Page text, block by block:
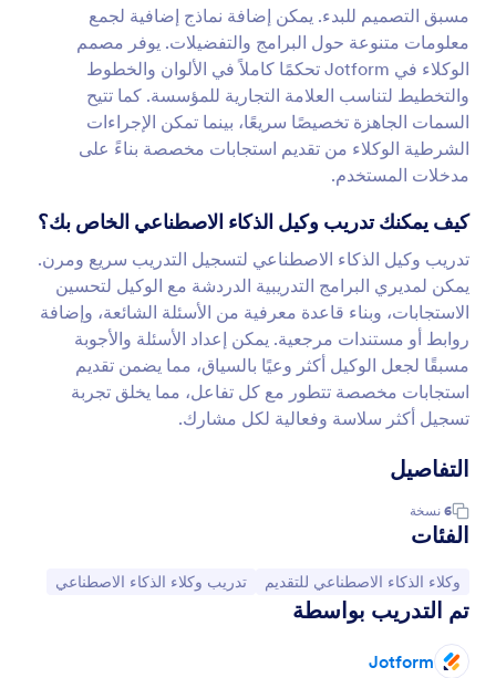
مسبق التصميم للبدء. يمكن إضافة نماذج إضافية لجمع
معلومات متنوعة حول البرامج والتفضيلات. يوفر مصمم
الوكلاء في Jotform تحكمًا كاملاً في الألوان والخطوط
والتخطيط لتناسب العلامة التجارية للمؤسسة. كما تتيح
السمات الجاهزة تخصيصًا سريعًا، بينما تمكن الإجراءات
الشرطية الوكلاء من تقديم استجابات مخصصة بناءً على
مدخلات المستخدم.
كيف يمكنك تدريب وكيل الذكاء الاصطناعي الخاص بك؟
تدريب وكيل الذكاء الاصطناعي لتسجيل التدريب سريع ومرن.
يمكن لمديري البرامج التدريبية الدردشة مع الوكيل لتحسين
الاستجابات، وبناء قاعدة معرفية من الأسئلة الشائعة، وإضافة
روابط أو مستندات مرجعية. يمكن إعداد الأسئلة والأجوبة
مسبقًا لجعل الوكيل أكثر وعيًا بالسياق، مما يضمن تقديم
استجابات مخصصة تتطور مع كل تفاعل، مما يخلق تجربة
تسجيل أكثر سلاسة وفعالية لكل مشارك.
التفاصيل
6 نسخة
الفئات
انتقل إلى الفئة:
وكلاء الذكاء الاصطناعي للتقديم انتقل إلى الفئة:
تدريب وكلاء الذكاء الاصطناعي
تم التدريب بواسطة
Jotform